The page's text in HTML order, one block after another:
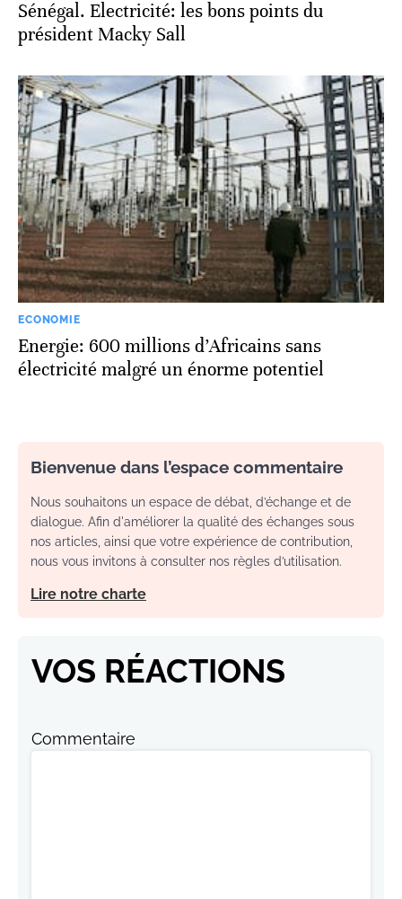
Sénégal. Electricité: les bons points du
président Macky Sall
ECONOMIE
Energie: 600 millions d’Africains sans
électricité malgré un énorme potentiel
Bienvenue dans l’espace commentaire
Nous souhaitons un espace de débat, d’échange et de
dialogue. Afin d'améliorer la qualité des échanges sous
nos articles, ainsi que votre expérience de contribution,
nous vous invitons à consulter nos règles d’utilisation.
Lire notre charte
VOS RÉACTIONS
Commentaire